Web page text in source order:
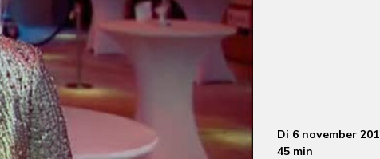
Di 6 november
45 min